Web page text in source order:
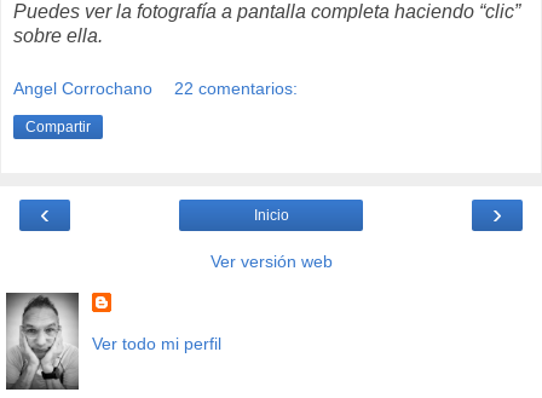
Puedes ver la fotografía a pantalla completa haciendo “clic”
sobre ella.
Angel Corrochano 22 comentarios:
Compartir
‹ ›
Inicio
Ver versión web
Ver todo mi perfil